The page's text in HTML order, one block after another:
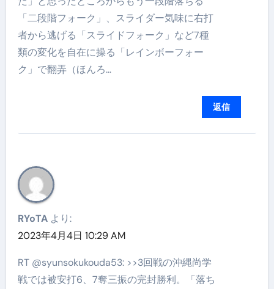
「二段階フォーク」、スライダー気味に右打
者から逃げる「スライドフォーク」など7種
類の変化を自在に操る「レインボーフォー
ク」で翻弄（ほんろ…
返信
RYoTA より:
2023年4月4日 10:29 AM
RT @syunsokukouda53: >>3回戦の沖縄尚学
戦では被安打6、7奪三振の完封勝利。「落ち